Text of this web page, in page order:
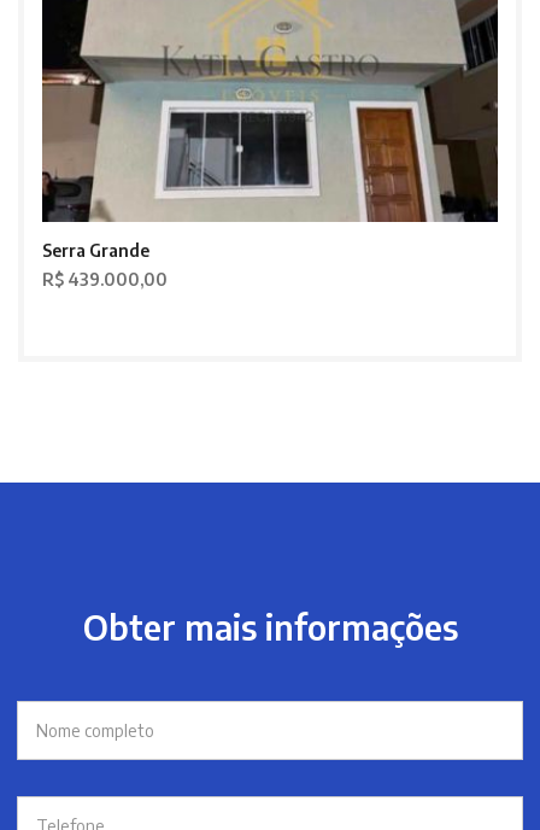
Serra Grande
R$ 439.000,00
Obter mais informações